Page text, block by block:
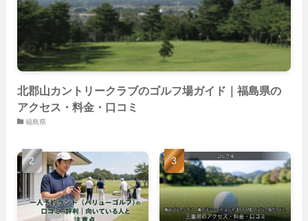
(22)
(26)
北郡山カントリークラブのゴルフ場ガイド｜福島県の
アクセス・料金・口コミ
福島県